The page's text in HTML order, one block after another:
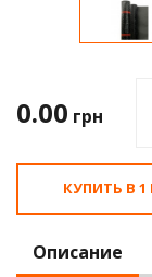
0.00 грн
КУПИТЬ В
Описание